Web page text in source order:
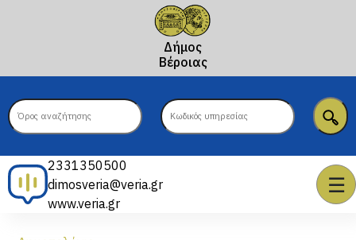
Δήμος
Βέροιας
2331350500
dimosveria@veria.gr
www.veria.gr
☰